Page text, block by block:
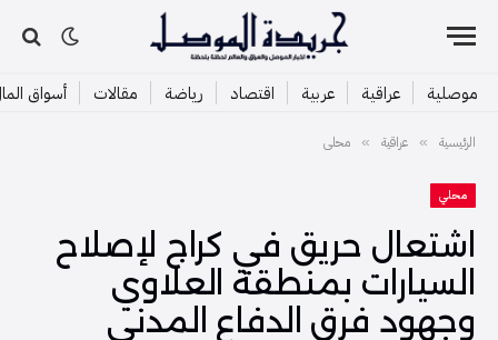
موصلية عراقية عربية اقتصاد رياضة مقالات أسواق
الرئيسية » عراقية » محلي
محلي
اشتعال حريق في كراج لإصلاح
السيارات بمنطقة العلاوي
وجهود فرق الدفاع المدني